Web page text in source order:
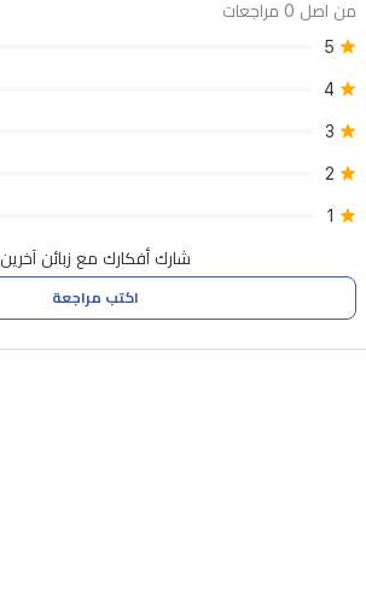
من اصل 0 مراجعات
5
4
3
2
1
شارك أفكارك مع زبائن آخرين
اكتب مراجعة